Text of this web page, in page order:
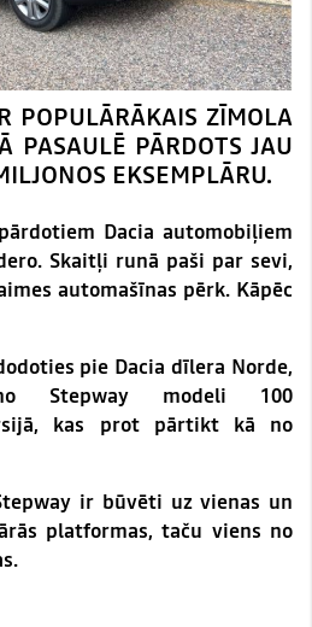
POPULĀRĀKAIS ZĪMOLA
PASAULĒ PĀRDOTS JAU
EKSEMPLĀRU.
Dacia automobiļiem
Skaitļi runā paši par sevi,
automašīnas pērk. Kāpēc
pie Dacia dīlera Norde,
Stepway modeli 100
kas prot pārtikt kā no
ir būvēti uz vienas un
platformas, taču viens no